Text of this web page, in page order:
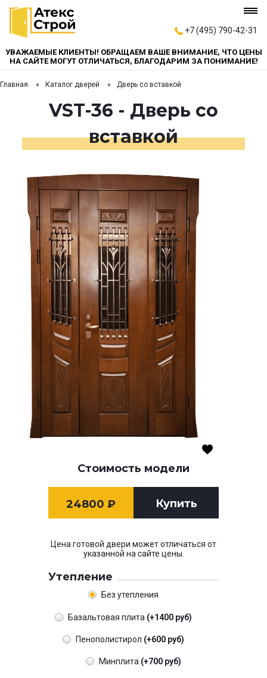
+7 (495) 790-42-31
УВАЖАЕМЫЕ КЛИЕНТЫ! ОБРАЩАЕМ ВАШЕ ВНИМАНИЕ, ЧТО ЦЕНЫ
НА САЙТЕ МОГУТ ОТЛИЧАТЬСЯ, БЛАГОДАРИМ ЗА ПОНИМАНИЕ!
Главная Каталог дверей Дверь со вставкой
VST-36 - Дверь со
вставкой
Стоимость модели
24800 ₽ Купить
Цена готовой двери может отличаться от
указанной на сайте цены.
Утепление
Без утепления
Базальтовая плита (+1400 руб)
Пенополистирол (+600 руб)
Минплита (+700 руб)